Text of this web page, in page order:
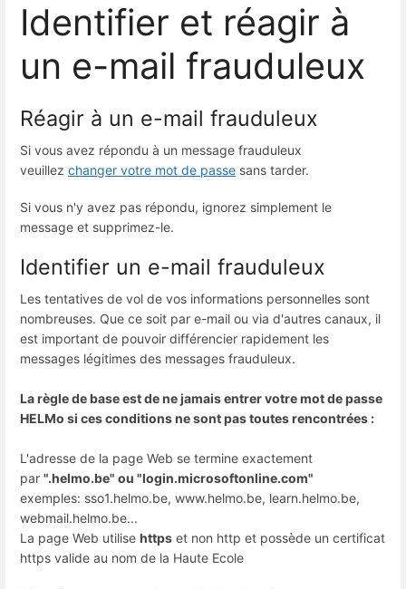
Identifier et réagir à
un e-mail frauduleux
Réagir à un e-mail frauduleux
Si vous avez répondu à un message frauduleux
veuillez changer votre mot de passe sans tarder.
Si vous n'y avez pas répondu, ignorez simplement le
message et supprimez-le.
Identifier un e-mail frauduleux
Les tentatives de vol de vos informations personnelles sont
nombreuses. Que ce soit par e-mail ou via d'autres canaux, il
est important de pouvoir différencier rapidement les
messages légitimes des messages frauduleux.
La règle de base est de ne jamais entrer votre mot de passe
HELMo si ces conditions ne sont pas toutes rencontrées :
L'adresse de la page Web se termine exactement
par ".helmo.be" ou "login.microsoftonline.com"
exemples: sso1.helmo.be, www.helmo.be, learn.helmo.be,
webmail.helmo.be...
La page Web utilise https et non http et possède un certificat
https valide au nom de la Haute Ecole